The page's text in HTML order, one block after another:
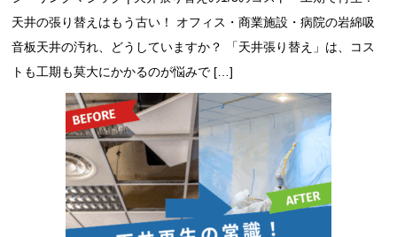
天井の張り替えはもう古い！ オフィス・商業施設・病院の岩綿吸
音板天井の汚れ、どうしていますか？ 「天井張り替え」は、コス
トも工期も莫大にかかるのが悩みで […]